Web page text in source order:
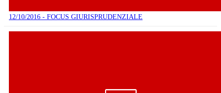
12/10/2016 - FOCUS GIURISPRUDENZIALE